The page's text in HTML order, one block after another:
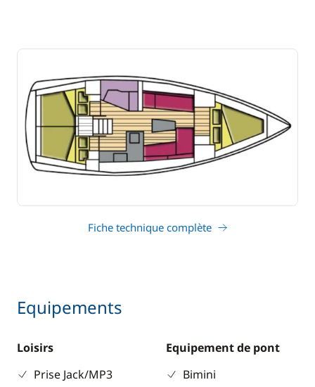
Fiche technique complète
Equipements
Loisirs
Prise Jack/MP3
Equipement de pont
Bimini